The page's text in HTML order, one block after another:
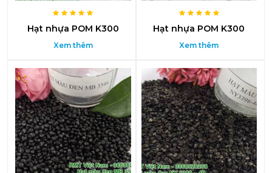
Hạt nhựa POM K300
Xem thêm
Hạt nhựa POM K300
Xem thêm